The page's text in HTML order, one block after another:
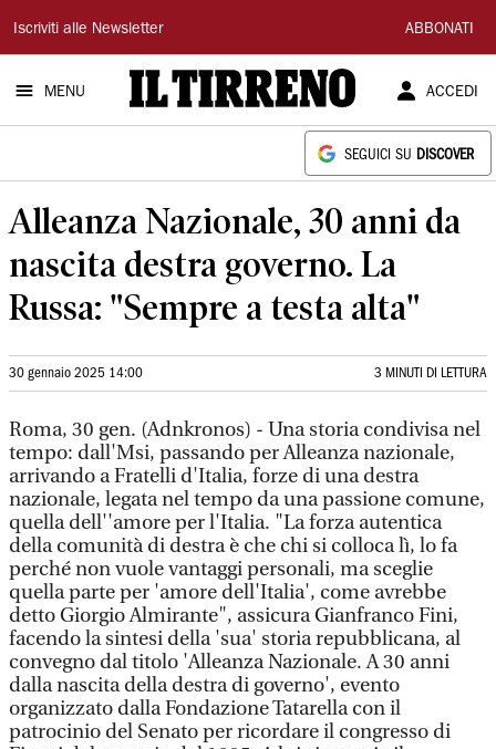
Il
Tirreno
Iscriviti alle Newsletter ABBONATI
MENU ACCEDI
SEGUICI SU DISCOVER
Alleanza Nazionale, 30 anni da
nascita destra governo. La
Russa: "Sempre a testa alta"
30 gennaio 2025 14:00 3 MINUTI DI LETTURA
Roma, 30 gen. (Adnkronos) - Una storia condivisa nel
tempo: dall'Msi, passando per Alleanza nazionale,
arrivando a Fratelli d'Italia, forze di una destra
nazionale, legata nel tempo da una passione comune,
quella dell''amore per l'Italia. "La forza autentica
della comunità di destra è che chi si colloca lì, lo fa
perché non vuole vantaggi personali, ma sceglie
quella parte per 'amore dell'Italia', come avrebbe
detto Giorgio Almirante", assicura Gianfranco Fini,
facendo la sintesi della 'sua' storia repubblicana, al
convegno dal titolo 'Alleanza Nazionale. A 30 anni
dalla nascita della destra di governo', evento
organizzato dalla Fondazione Tatarella con il
patrocinio del Senato per ricordare il congresso di